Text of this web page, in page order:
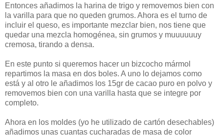
Entonces añadimos la harina de trigo y removemos bien con
la varilla para que no queden grumos. Ahora es el turno de
incluir el queso, es importante mezclar bien, nos tiene que
quedar una mezcla homogénea, sin grumos y muuuuuuy
cremosa, tirando a densa.
En este punto si queremos hacer un bizcocho mármol
repartimos la masa en dos boles. A uno lo dejamos como
está y al otro le añadimos los 15gr de cacao puro en polvo y
removemos bien con una varilla hasta que se integre por
completo.
Ahora en los moldes (yo he utilizado de cartón desechables)
añadimos unas cuantas cucharadas de masa de color